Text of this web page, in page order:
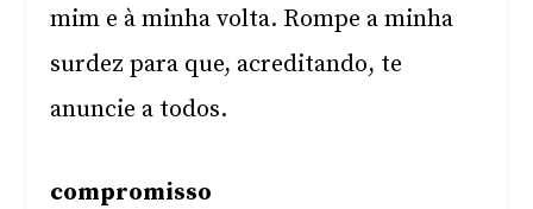
mim e à minha volta. Rompe a minha
surdez para que, acreditando, te
anuncie a todos.
compromisso